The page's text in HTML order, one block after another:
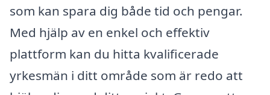
som kan spara dig både tid och pengar.
Med hjälp av en enkel och effektiv
plattform kan du hitta kvalificerade
yrkesmän i ditt område som är redo att